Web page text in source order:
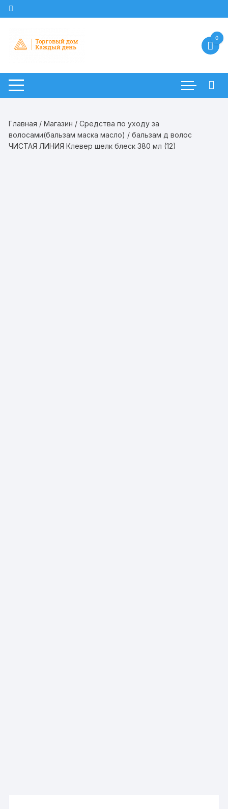
Перейти
к
0
Главная /Магазин /Средства по уходу за
волосами(бальзам маска масло) / бальзам д волос
ЧИСТАЯ ЛИНИЯ Клевер шелк блеск 380 мл (12)